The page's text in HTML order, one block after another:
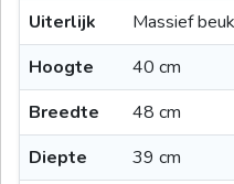
Uiterlijk
Massief
Hoogte
40 cm
Breedte
48 cm
Diepte
39 cm